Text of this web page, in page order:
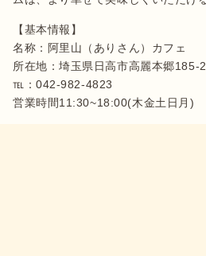
【基本情報】
名称：阿里山（ありさん）カフェ
所在地：埼玉県日高市高麗本郷185-2
℡：042-982-4823